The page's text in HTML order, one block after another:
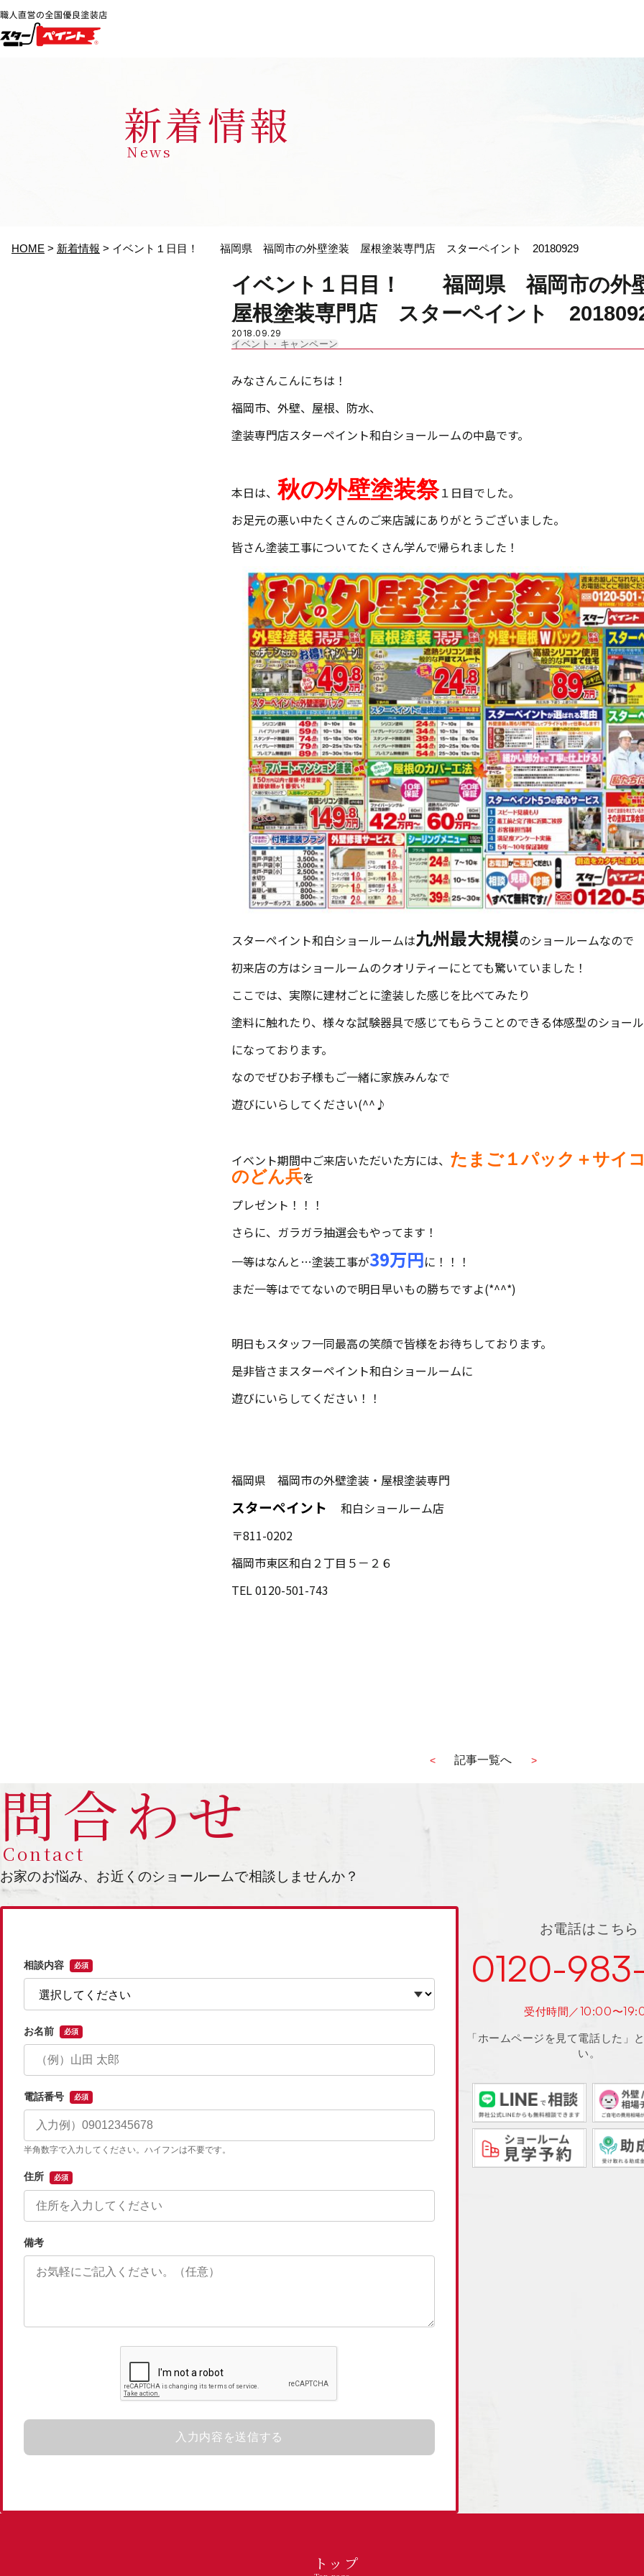
新着情報
News
HOME > 新着情報 > イベント１日目！ 福岡県 福岡市の外壁塗装 屋根塗装専門店 スターペイント 20180929
イベント１日目！ 福岡県 福岡市の外
屋根塗装専門店 スターペイント
2018.09.29
イベント・キャンペーン
みなさんこんにちは！
福岡市、外壁、屋根、防水、
塗装専門店スターペイント和白ショールームの中島です。
本日は、秋の外壁塗装祭１日目でした。
お足元の悪い中たくさんのご来店誠にありがとうございました。
皆さん塗装工事についてたくさん学んで帰られました！
スターペイント和白ショールームは九州最大規模のショールームなので
初来店の方はショールームのクオリティーにとても驚いていました！
ここでは、実際に建材ごとに塗装した感じを比べてみたり
塗料に触れたり、様々な試験器具で感じてもらうことのできる体感型のショー
になっております。
なのでぜひお子様もご一緒に家族みんなで
遊びにいらしてください(^^♪
イベント期間中ご来店いただいた方には、 たまご１パック＋サイ
のどん兵を
プレゼント！！！
さらに、ガラガラ抽選会もやってます！
一等はなんと…塗装工事が39万円に！！！
まだ一等はでてないので明日早いもの勝ちですよ(*^^*)
明日もスタッフ一同最高の笑顔で皆様をお待ちしております。
是非皆さまスターペイント和白ショールームに
遊びにいらしてください！！
福岡県 福岡市の外壁塗装・屋根塗装専門
スターペイント 和白ショールーム店
〒811-0202
福岡市東区和白２丁目５－２６
TEL 0120-501-743
< 記事一覧へ >
問合わせ
Contact
お家のお悩み、お近くのショールームで相談しませんか？
相談内容 必須
お名前 必須
電話番号 必須
半角数字で入力してください。ハイフンは不要です。
住所 必須
備考
入力内容を送信する
お電話はこちら
0120-
受付時間／10:00〜
「ホームページを見て電話した」
い。
トップ